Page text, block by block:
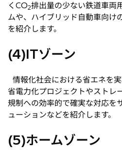
くCO2排出量の少ない鉄道車両
ムや、ハイブリッド自動車向け
を紹介します。
(4)ITゾーン
情報化社会における省エネを
省電力化プロジェクトやストレ
規制への効率的で確実な対応を
ューションなどを紹介します。
(5)ホームゾーン